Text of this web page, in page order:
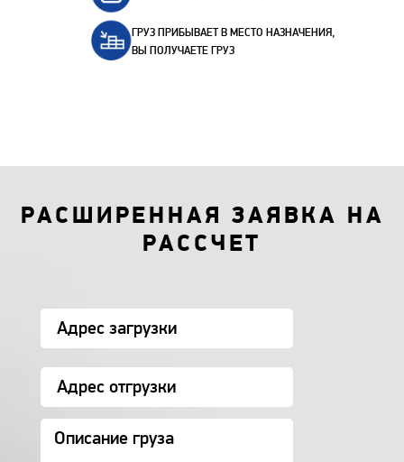
ГРУЗ ПРИБЫВАЕТ В МЕСТО НАЗНАЧЕНИЯ,
ВЫ ПОЛУЧАЕТЕ ГРУЗ
РАСШИРЕННАЯ ЗАЯВКА НА
РАССЧЕТ